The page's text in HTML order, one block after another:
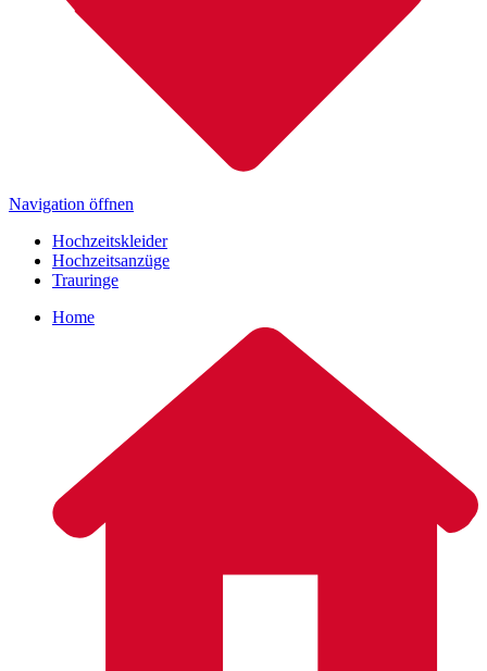
Navigation öffnen
Hochzeitskleider
Hochzeitsanzüge
Trauringe
Home